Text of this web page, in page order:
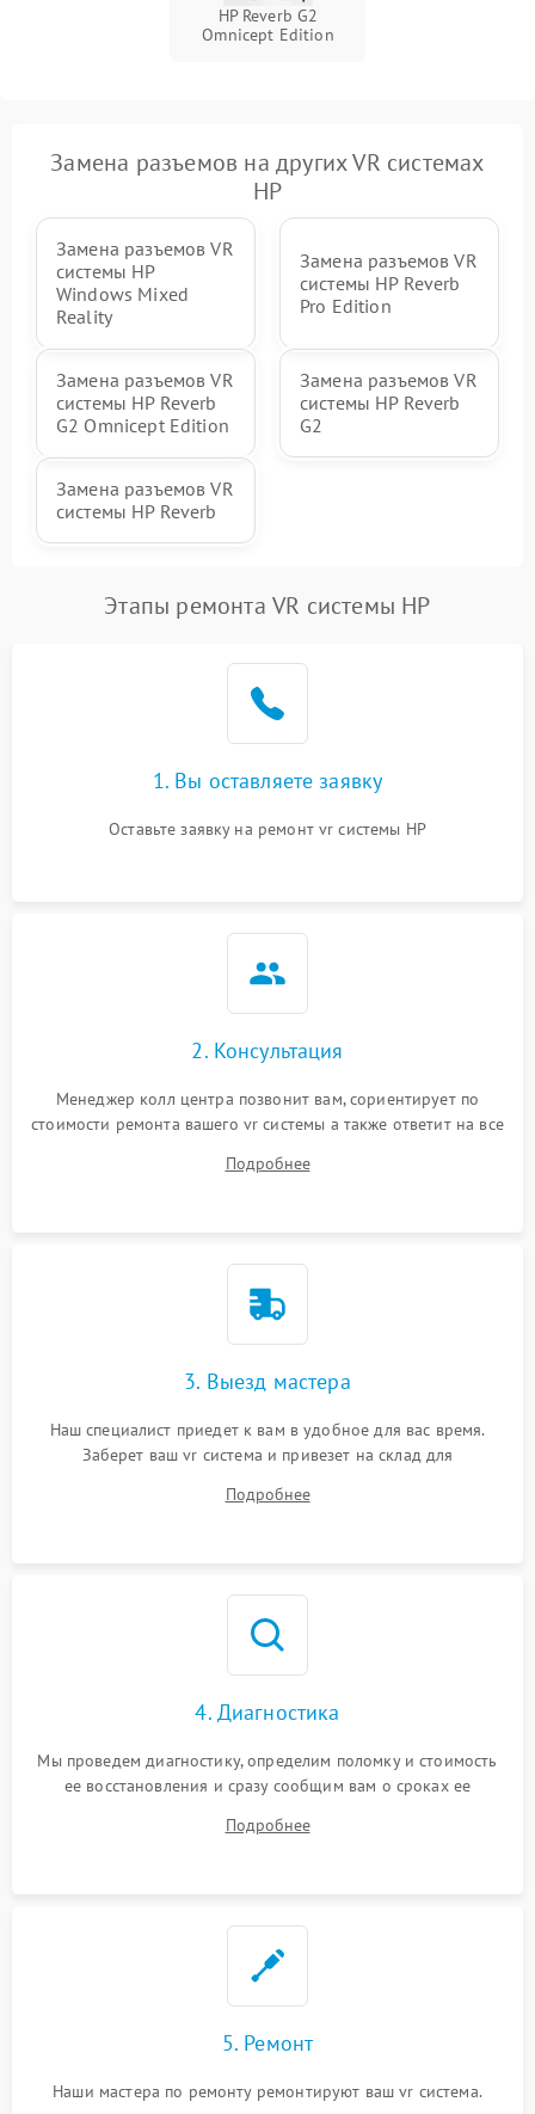
HP Reverb G2
Omnicept Edition
Замена разъемов на других VR системах
HP
Замена разъемов VR
системы HP
Windows Mixed
Reality
Замена разъемов VR
системы HP Reverb
Pro Edition
Замена разъемов VR
системы HP Reverb
G2 Omnicept Edition
Замена разъемов VR
системы HP Reverb
G2
Замена разъемов VR
системы HP Reverb
Этапы ремонта VR системы HP
1. Вы оставляете заявку
Оставьте заявку на ремонт vr системы HP
2. Консультация
Менеджер колл центра позвонит вам, сориентирует по
стоимости ремонта вашего vr системы а также ответит на все
Подробнее
3. Выезд мастера
Наш специалист приедет к вам в удобное для вас время.
Заберет ваш vr система и привезет на склад для
Подробнее
4. Диагностика
Мы проведем диагностику, определим поломку и стоимость
ее восстановления и сразу сообщим вам о сроках ее
Подробнее
5. Ремонт
Наши мастера по ремонту ремонтируют ваш vr система.